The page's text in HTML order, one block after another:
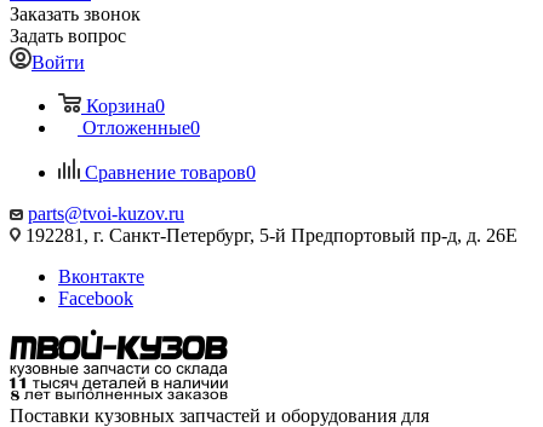
Заказать звонок
Задать вопрос
Войти
Корзина0
Отложенные0
Сравнение товаров0
parts@tvoi-kuzov.ru
192281, г. Санкт-Петербург, 5-й Предпортовый пр-д, д. 26Е
Вконтакте
Facebook
Поставки кузовных запчастей и оборудования для